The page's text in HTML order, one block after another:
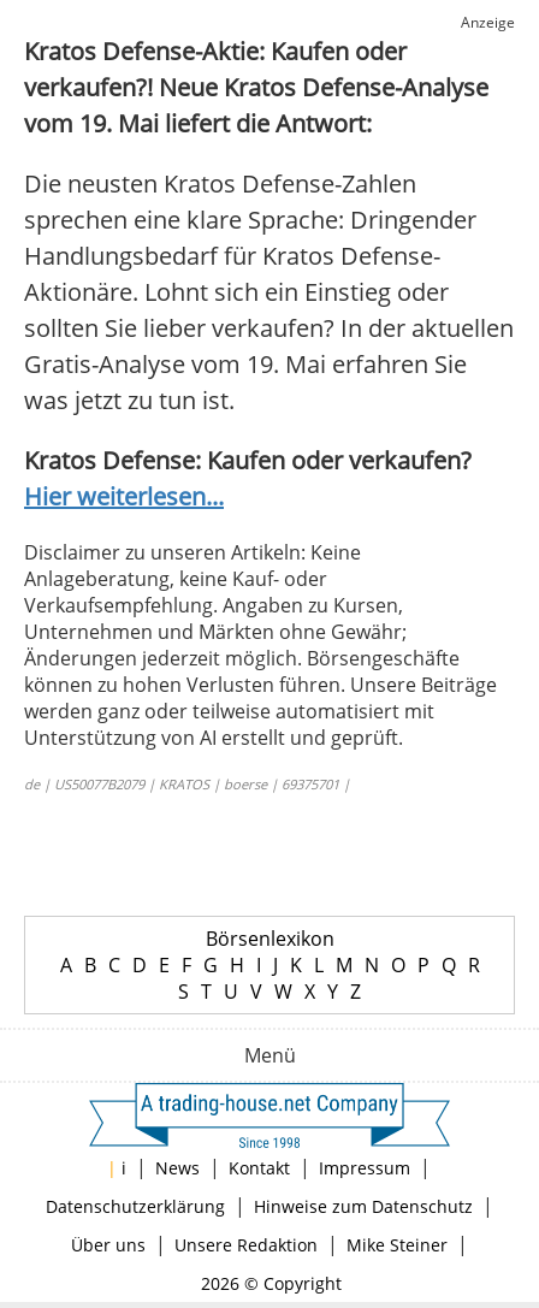
Anzeige
Kratos Defense-Aktie: Kaufen oder
verkaufen?! Neue Kratos Defense-Analyse
vom 19. Mai liefert die Antwort:
Die neusten Kratos Defense-Zahlen
sprechen eine klare Sprache: Dringender
Handlungsbedarf für Kratos Defense-
Aktionäre. Lohnt sich ein Einstieg oder
sollten Sie lieber verkaufen? In der aktuellen
Gratis-Analyse vom 19. Mai erfahren Sie
was jetzt zu tun ist.
Kratos Defense: Kaufen oder verkaufen?
Hier weiterlesen...
Disclaimer zu unseren Artikeln: Keine
Anlageberatung, keine Kauf- oder
Verkaufsempfehlung. Angaben zu Kursen,
Unternehmen und Märkten ohne Gewähr;
Änderungen jederzeit möglich. Börsengeschäfte
können zu hohen Verlusten führen. Unsere Beiträge
werden ganz oder teilweise automatisiert mit
Unterstützung von AI erstellt und geprüft.
de | US50077B2079 | KRATOS | boerse | 69375701 |
Börsenlexikon
A B C D E F G H I J K L M N O P Q R
S T U V W X Y Z
Menü
| i | News | Kontakt | Impressum |
Datenschutzerklärung| Hinweise zum Datenschutz |
Über uns | Unsere Redaktion | Mike Steiner|
2026 © Copyright